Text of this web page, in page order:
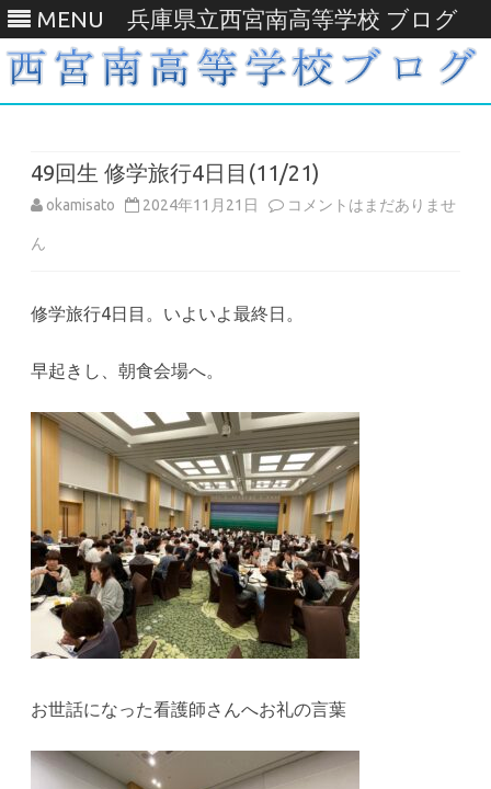
MENU 兵庫県立西宮南高等学校 ブログ
49回生 修学旅行4日目(11/21)
okamisato 2024年11月21日 49
修
行
4
日
目
(11/21)
へ
の
コメントはまだありませ
ん
修学旅行4日目。 いよいよ最終日。
早起きし、朝食会場へ。
お世話になった看護師さんへお礼の言葉